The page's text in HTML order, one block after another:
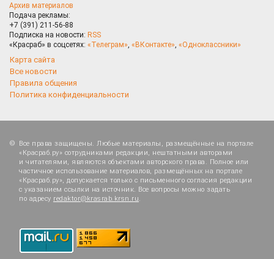
Архив материалов
Подача рекламы:
+7 (391) 211-56-88
Подписка на новости: RSS
«Красраб» в соцсетях: «Телеграм», «ВКонтакте», «Одноклассники»
Карта сайта
Все новости
Правила общения
Политика конфиденциальности
Все права защищены. Любые материалы, размещённые на портале
«Красраб.ру» сотрудниками редакции, нештатными авторами
и читателями, являются объектами авторского права. Полное или
частичное использование материалов, размещённых на портале
«Красраб.ру», допускается только с письменного согласия редакции
с указанием ссылки на источник. Все вопросы можно задать
по адресу redaktor@krasrab.krsn.ru.